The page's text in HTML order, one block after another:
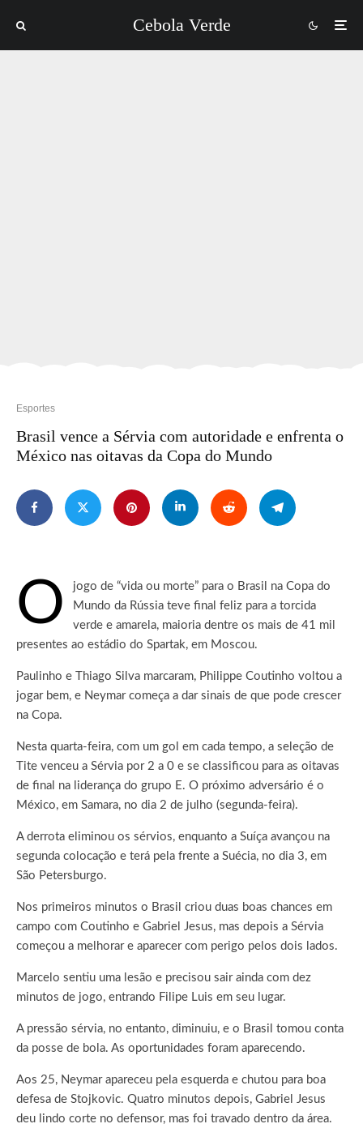
Cebola Verde
Esportes
Brasil vence a Sérvia com autoridade e enfrenta o
México nas oitavas da Copa do Mundo
O
jogo de “vida ou morte” para o Brasil na Copa do
Mundo da Rússia teve final feliz para a torcida
verde e amarela, maioria dentre os mais de 41 mil
presentes ao estádio do Spartak, em Moscou.
Paulinho e Thiago Silva marcaram, Philippe Coutinho voltou a
jogar bem, e Neymar começa a dar sinais de que pode crescer
na Copa.
Nesta quarta-feira, com um gol em cada tempo, a seleção de
Tite venceu a Sérvia por 2 a 0 e se classificou para as oitavas
de final na liderança do grupo E. O próximo adversário é o
México, em Samara, no dia 2 de julho (segunda-feira).
A derrota eliminou os sérvios, enquanto a Suíça avançou na
segunda colocação e terá pela frente a Suécia, no dia 3, em
São Petersburgo.
Nos primeiros minutos o Brasil criou duas boas chances em
campo com Coutinho e Gabriel Jesus, mas depois a Sérvia
começou a melhorar e aparecer com perigo pelos dois lados.
Marcelo sentiu uma lesão e precisou sair ainda com dez
minutos de jogo, entrando Filipe Luis em seu lugar.
A pressão sérvia, no entanto, diminuiu, e o Brasil tomou conta
da posse de bola. As oportunidades foram aparecendo.
Aos 25, Neymar apareceu pela esquerda e chutou para boa
defesa de Stojkovic. Quatro minutos depois, Gabriel Jesus
deu lindo corte no defensor, mas foi travado dentro da área.